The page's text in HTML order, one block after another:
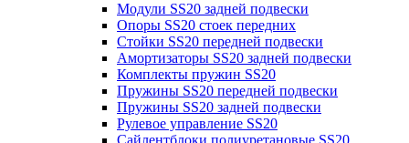
Модули SS20 задней подвески
Опоры SS20 стоек передних
Стойки SS20 передней подвески
Амортизаторы SS20 задней подвески
Комплекты пружин SS20
Пружины SS20 передней подвески
Пружины SS20 задней подвески
Рулевое управление SS20
Сайлентблоки полиуретановые SS20